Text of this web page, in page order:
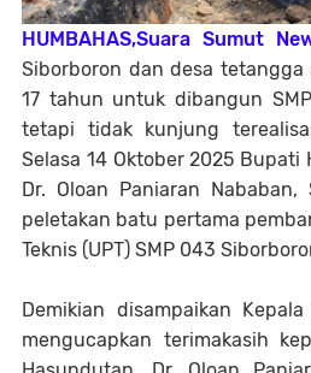
HUMBAHAS,Suara Sumut
Siborboron dan desa tetangga
17 tahun untuk dibangun
tetapi tidak kunjung
Selasa 14 Oktober 2025
Dr. Oloan Paniaran Nababan,
peletakan batu pertama
Teknis (UPT) SMP 043
Demikian disampaikan
mengucapkan terimakasih